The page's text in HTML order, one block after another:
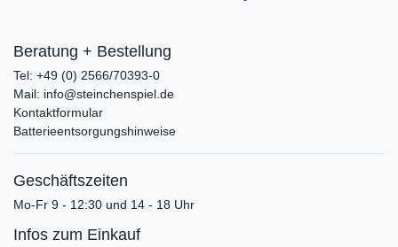
Beratung + Bestellung
Tel: +49 (0) 2566/70393-0
Mail: info@steinchenspiel.de
Kontaktformular
Batterieentsorgungshinweise
Geschäftszeiten
Mo-Fr 9 - 12:30 und 14 - 18 Uhr
Infos zum Einkauf